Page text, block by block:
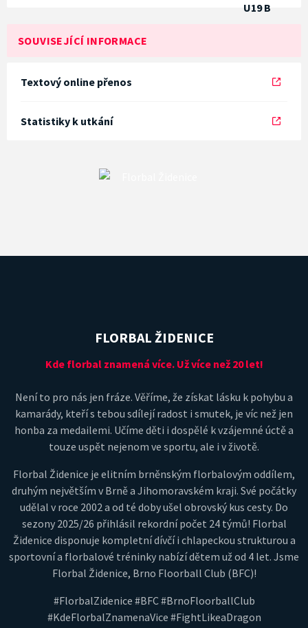
SOUVISEJÍCÍ INFORMACE
Textový online přenos
Statistiky k utkání
FLORBAL ŽIDENICE
Kde florbal znamená více. Už více než 20 let!
Není to pro nás jen fráze. Věříme, že získat lásku k pohybu a
kamarády, kteří s tebou sdílejí radost i smutek, je víc než jen
honba za medailemi. Učíme děti i dospělé k vzájemné úctě a
touze uspět nejenom ve sportu, ale i v životě.
Florbal Židenice je elitním brněnským florbalovým oddílem,
druhým největším v Brně a Jihomoravském kraji. Své počátky
udělal v roce 2002 a od té doby ušel obrovský kus cesty. Do
sezony 2025/26 přihlásil rekordní počet 24 týmů! Florbal
Židenice disponuje kompletní dívčí i chlapeckou strukturou a
sportovní a florbalové tréninky nabízí dětem už od 4 let. Jsme
Florbal Židenice, Brno Floorball Club (BFC)!
#FlorbalZidenice #BFC #BrnoFloorballClub
#KdeFlorbalZnamenaVice #FightLikeaDragon